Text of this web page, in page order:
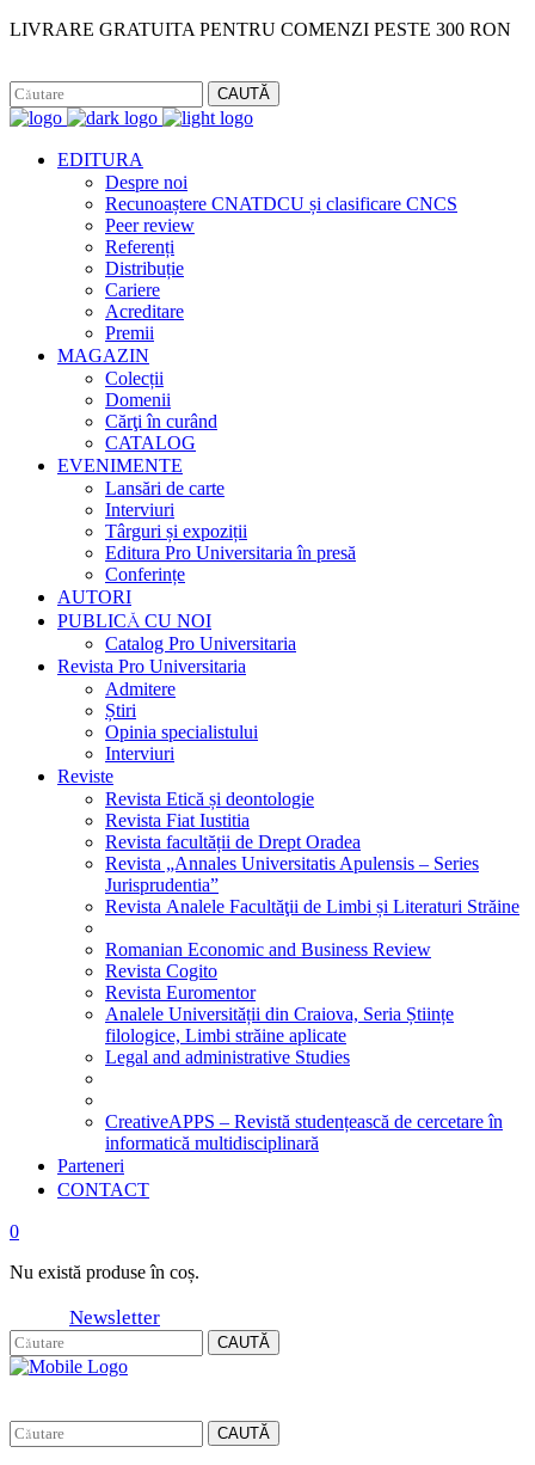
LIVRARE GRATUITA PENTRU COMENZI PESTE 300 RON
CAUTĂ
EDITURA
Despre noi
Recunoaștere CNATDCU și clasificare CNCS
Peer review
Referenți
Distribuție
Cariere
Acreditare
Premii
MAGAZIN
Colecții
Domenii
Cărţi în curând
CATALOG
EVENIMENTE
Lansări de carte
Interviuri
Târguri și expoziții
Editura Pro Universitaria în presă
Conferințe
AUTORI
PUBLICĂ CU NOI
Catalog Pro Universitaria
Revista Pro Universitaria
Admitere
Știri
Opinia specialistului
Interviuri
Reviste
Revista Etică și deontologie
Revista Fiat Iustitia
Revista facultății de Drept Oradea
Revista „Annales Universitatis Apulensis – Series
Jurisprudentia”
Revista Analele Facultăţii de Limbi și Literaturi Străine
Romanian Economic and Business Review
Revista Cogito
Revista Euromentor
Analele Universității din Craiova, Seria Științe
filologice, Limbi străine aplicate
Legal and administrative Studies
CreativeAPPS – Revistă studențească de cercetare în
informatică multidisciplinară
Parteneri
CONTACT
0
Nu există produse în coș.
Newsletter
CAUTĂ
CAUTĂ